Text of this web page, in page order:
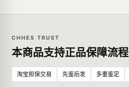
CHHES TRUST
本商品支持正品保障流程
淘宝担保交易 先鉴后发 多重鉴定